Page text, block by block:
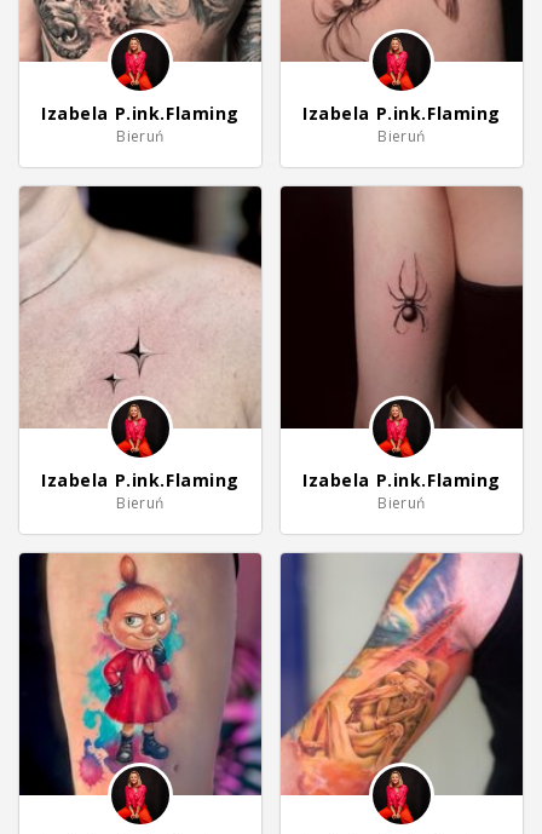
Izabela P.ink.Flaming
Bieruń
Izabela P.ink.Flaming
Bieruń
Izabela P.ink.Flaming
Bieruń
Izabela P.ink.Flaming
Bieruń